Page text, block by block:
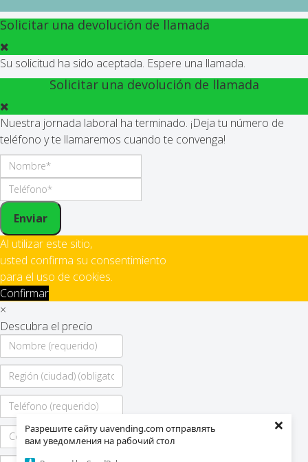
Разрешите сайту uavending.com отправлять
вам уведомления на рабочий стол
×
Solicitar una devolución de llamada
Su solicitud ha sido aceptada. Espere una llamada.
Solicitar una devolución de llamada
Nuestra jornada laboral ha terminado. ¡Deja tu número de
teléfono y te llamaremos cuando te convenga!
Enviar
Al utilizar este sitio,
usted confirma su consentimiento
para el uso de cookies.
Confirmar
×
Descubra el precio